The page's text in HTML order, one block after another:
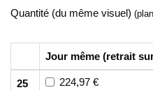
Quantité (du même visuel)
Jour même (retrait
25 224,97 €